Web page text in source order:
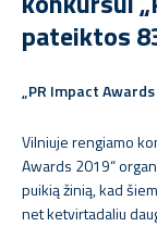
pateiktos
„PR Impact
Vilniuje rengiamo
Awards 2019“
puikią žinią, kad
net ketvirtadaliu